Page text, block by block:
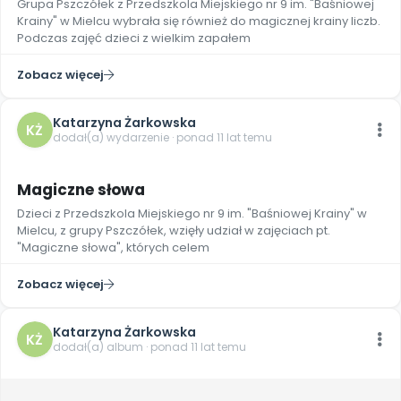
Archiwalne numery
Promocje
Grupa Pszczółek z Przedszkola Miejskiego nr 9 im. "Baśniowej
Krainy" w Mielcu wybrała się również do magicznej krainy liczb.
Podczas zajęć dzieci z wielkim zapałem
Zobacz więcej
KŻ Katarzyna Żarkowska
dodał(a) wydarzenie · ponad 11 lat temu
Magiczne słowa
Dzieci z Przedszkola Miejskiego nr 9 im. "Baśniowej Krainy" w
Mielcu, z grupy Pszczółek, wzięły udział w zajęciach pt.
"Magiczne słowa", których celem
Zobacz więcej
KŻ Katarzyna Żarkowska
dodał(a) album · ponad 11 lat temu